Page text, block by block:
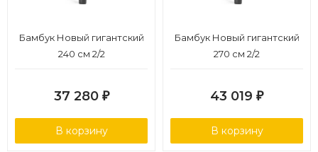
Бамбук Новый гигантский
240 см 2/2
37 280 ₽
В корзину
Бамбук Новый гигантский
270 см 2/2
43 019 ₽
В корзину